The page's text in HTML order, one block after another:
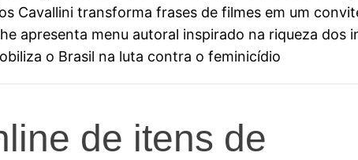
Cavallini transforma frases de filmes em um
apresenta menu autoral inspirado na riqueza dos
o Brasil na luta contra o feminicídio
de itens de